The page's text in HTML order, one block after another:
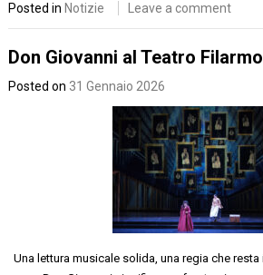
Posted in Notizie Leave a comment
Don Giovanni al Teatro
Posted on 31 Gennaio 2026
Una lettura musicale solida, una regia che